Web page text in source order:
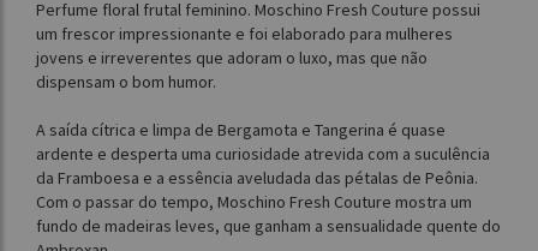
Perfume floral frutal feminino. Moschino Fresh Couture possui
um frescor impressionante e foi elaborado para mulheres
jovens e irreverentes que adoram o luxo, mas que não
dispensam o bom humor.
A saída cítrica e limpa de Bergamota e Tangerina é quase
ardente e desperta uma curiosidade atrevida com a suculência
da Framboesa e a essência aveludada das pétalas de Peônia.
Com o passar do tempo, Moschino Fresh Couture mostra um
fundo de madeiras leves, que ganham a sensualidade quente do